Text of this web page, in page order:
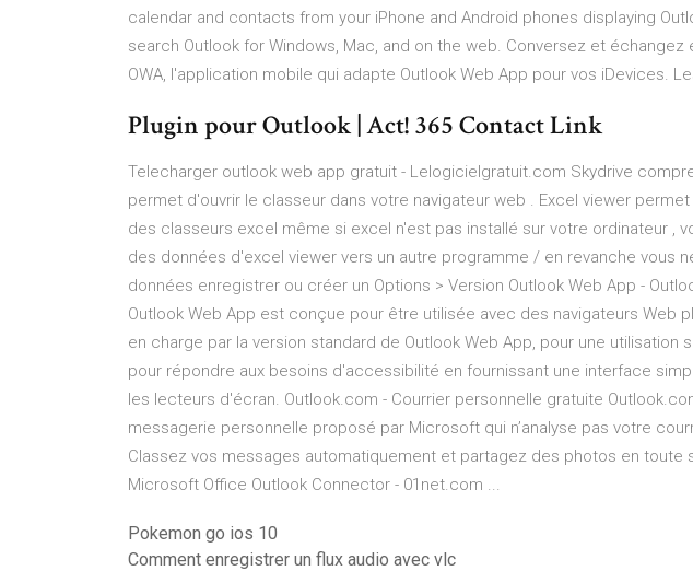
calendar and contacts from your iPhone and Android phones displaying
search Outlook for Windows, Mac, and on the web. Conversez et
OWA, l'application mobile qui adapte Outlook Web App pour vos iDevices.
Plugin pour Outlook | Act! 365 Contact Link
Telecharger outlook web app gratuit - Lelogicielgratuit.com Skydrive
permet d'ouvrir le classeur dans votre navigateur web . Excel viewer
des classeurs excel même si excel n'est pas installé sur votre ordinateur ,
des données d'excel viewer vers un autre programme / en revanche vous
données enregistrer ou créer un Options > Version Outlook Web App -
Outlook Web App est conçue pour être utilisée avec des navigateurs Web
en charge par la version standard de Outlook Web App, pour une utilisation
pour répondre aux besoins d'accessibilité en fournissant une interface
les lecteurs d'écran. Outlook.com - Courrier personnelle gratuite
messagerie personnelle proposé par Microsoft qui n’analyse pas votre
Classez vos messages automatiquement et partagez des photos en toute
Microsoft Office Outlook Connector - 01net.com ...
Pokemon go ios 10
Comment enregistrer un flux audio avec vlc